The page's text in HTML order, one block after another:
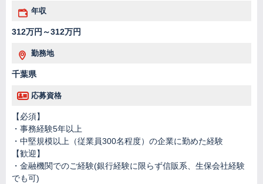
年収
312万円～312万円
勤務地
千葉県
応募資格
【必須】
・事務経験5年以上
・中堅規模以上（従業員300名程度）の企業に勤めた経験
【歓迎】
・金融機関でのご経験(銀行経験に限らず信販系、生保会社経験
でも可)